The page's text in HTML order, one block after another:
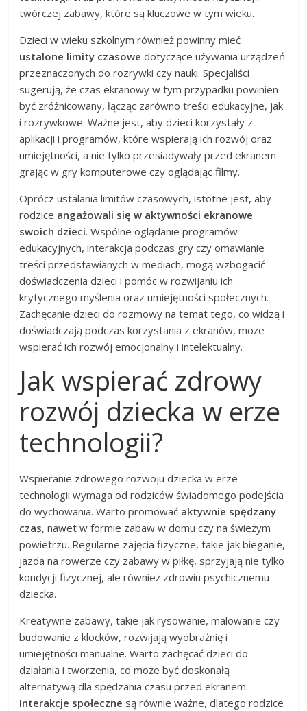
twórczej zabawy, które są kluczowe w tym wieku.
Dzieci w wieku szkolnym również powinny mieć
ustalone limity czasowe dotyczące używania urządzeń
przeznaczonych do rozrywki czy nauki. Specjaliści
sugerują, że czas ekranowy w tym przypadku powinien
być zróżnicowany, łącząc zarówno treści edukacyjne, jak
i rozrywkowe. Ważne jest, aby dzieci korzystały z
aplikacji i programów, które wspierają ich rozwój oraz
umiejętności, a nie tylko przesiadywały przed ekranem
grając w gry komputerowe czy oglądając filmy.
Oprócz ustalania limitów czasowych, istotne jest, aby
rodzice angażowali się w aktywności ekranowe
swoich dzieci. Wspólne oglądanie programów
edukacyjnych, interakcja podczas gry czy omawianie
treści przedstawianych w mediach, mogą wzbogacić
doświadczenia dzieci i pomóc w rozwijaniu ich
krytycznego myślenia oraz umiejętności społecznych.
Zachęcanie dzieci do rozmowy na temat tego, co widzą i
doświadczają podczas korzystania z ekranów, może
wspierać ich rozwój emocjonalny i intelektualny.
Jak wspierać zdrowy
rozwój dziecka w erze
technologii?
Wspieranie zdrowego rozwoju dziecka w erze
technologii wymaga od rodziców świadomego podejścia
do wychowania. Warto promować aktywnie spędzany
czas, nawet w formie zabaw w domu czy na świeżym
powietrzu. Regularne zajęcia fizyczne, takie jak bieganie,
jazda na rowerze czy zabawy w piłkę, sprzyjają nie tylko
kondycji fizycznej, ale również zdrowiu psychicznemu
dziecka.
Kreatywne zabawy, takie jak rysowanie, malowanie czy
budowanie z klocków, rozwijają wyobraźnię i
umiejętności manualne. Warto zachęcać dzieci do
działania i tworzenia, co może być doskonałą
alternatywą dla spędzania czasu przed ekranem.
Interakcje społeczne są równie ważne, dlatego rodzice